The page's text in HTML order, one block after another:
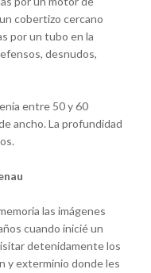
cobertizo cercano
por un tubo en la
desnudos,
entre 50 y 60
ancho. La profundidad
las imágenes
cuando inicié un
detenidamente los
y exterminio donde les